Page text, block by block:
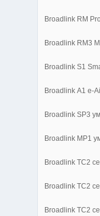
Broadlink RM
Broadlink RM3
Broadlink S1
Broadlink А1 e-
Broadlink SP3
Broadlink MP1
Broadlink TC2
Broadlink TC2
Broadlink TC2